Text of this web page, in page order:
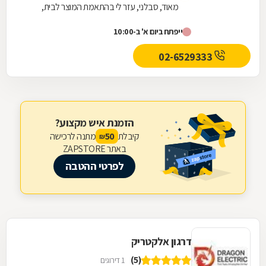
מאוד, סבלני, עזר לי בהתאמת המוצר לבית,
לאיהד !!!
ייפתח ביום א' ב-10:00
הזמנת איש מקצוע?
קיבלת 50
₪ מתנה לרכישה
באתר ZAPSTORE
לפרטי ההטבה
דרגון אלקטריק
(5) 1 דירוגים